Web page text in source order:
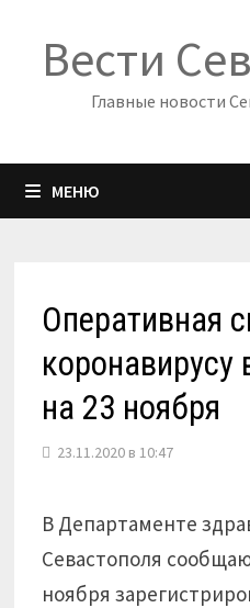
содержимому
Вести
Главные новости
МЕНЮ
Оперативная
коронавирусу
на 23 ноября
23.11.2020 в 10:47
В Департаменте
Севастополя
ноября